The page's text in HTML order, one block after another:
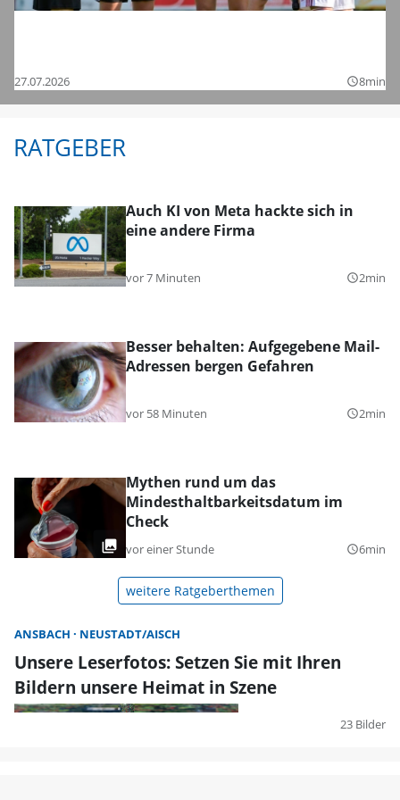
27.07.2026 query_builder8min
RATGEBER
Auch KI von Meta hackte sich in
eine andere Firma
vor 7 Minuten query_builder2min
Besser behalten: Aufgegebene Mail-
Adressen bergen Gefahren
vor 58 Minuten query_builder2min
Mythen rund um das
Mindesthaltbarkeitsdatum im
Check
vor einer Stunde query_builder6min
weitere Ratgeberthemen
ANSBACH NEUSTADT/AISCH
Unsere Leserfotos: Setzen Sie mit Ihren
Bildern unsere Heimat in Szene
23 Bilder